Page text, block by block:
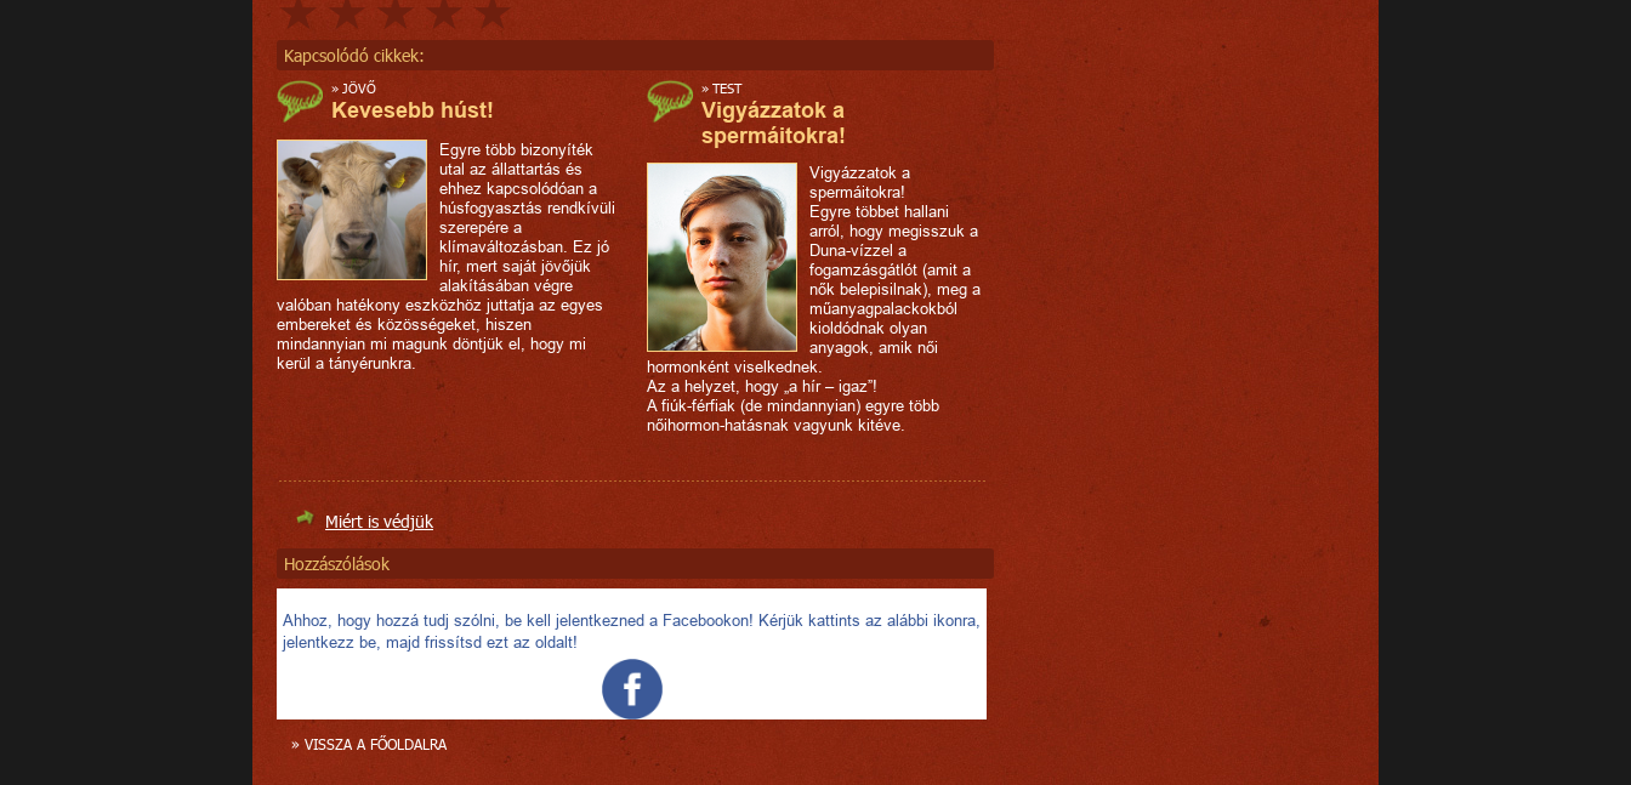
Kapcsolódó cikkek:
» JÖVŐ
Kevesebb húst!
Egyre több bizonyíték
utal az állattartás és
ehhez kapcsolódóan a
húsfogyasztás rendkívüli
szerepére a
klímaváltozásban. Ez jó
hír, mert saját jövőjük
alakításában végre
valóban hatékony eszközhöz juttatja az egyes
embereket és közösségeket, hiszen
mindannyian mi magunk döntjük el, hogy mi
kerül a tányérunkra.
» TEST
Vigyázzatok a
spermáitokra!
Vigyázzatok a
spermáitokra!
Egyre többet hallani
arról, hogy megisszuk a
Duna-vízzel a
fogamzásgátlót (amit a
nők belepisilnak), meg a
műanyagpalackokból
kioldódnak olyan
anyagok, amik női
hormonként viselkednek.
Az a helyzet, hogy „a hír – igaz”!
A fiúk-férfiak (de mindannyian) egyre több
nőihormon-hatásnak vagyunk kitéve.
Miért is védjük
Hozzászólások
Ahhoz, hogy hozzá tudj szólni, be kell jelentkezned a Facebookon! Kérjük kattints az alábbi ikonra,
jelentkezz be, majd frissítsd ezt az oldalt!
» VISSZA A FŐOLDALRA